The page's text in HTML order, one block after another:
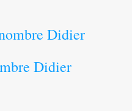
Didier
Didier